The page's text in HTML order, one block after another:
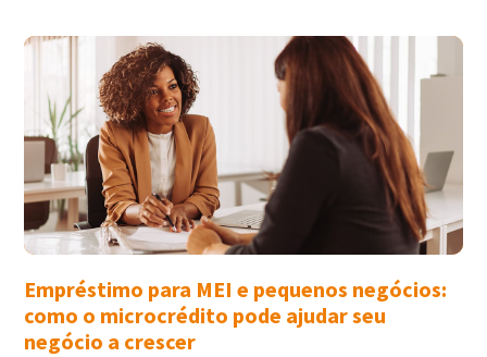
Empréstimo para MEI e pequenos negócios:
como o microcrédito pode ajudar seu
negócio a crescer